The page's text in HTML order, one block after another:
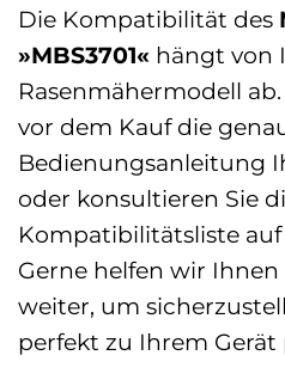
Die Kompatibilität des
»MBS3701« hängt von
Rasenmähermodell
vor dem Kauf die
Bedienungsanleitung
oder konsultieren Sie
Kompatibilitätsliste
Gerne helfen wir
weiter, um
perfekt zu Ihrem Gerät